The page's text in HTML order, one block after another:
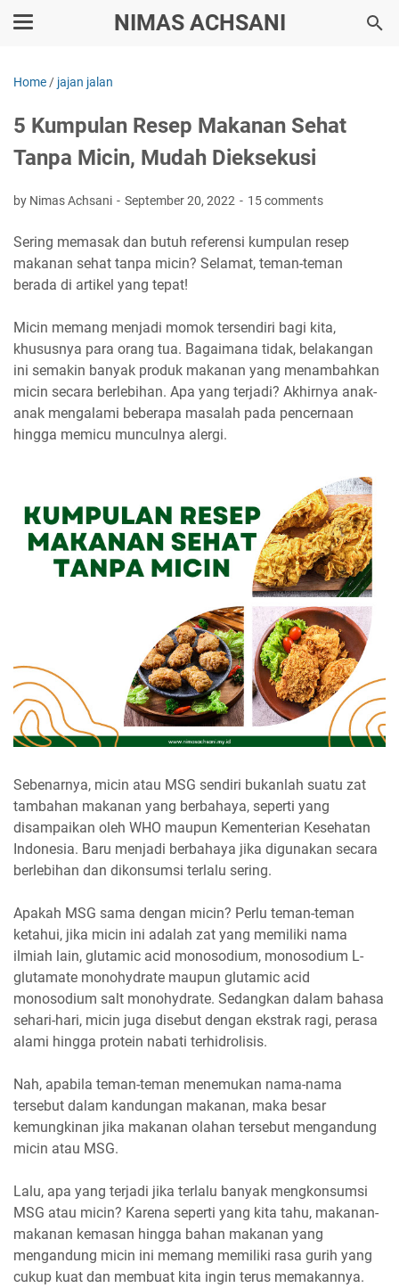
NIMAS ACHSANI
Home / jajan jalan
5 Kumpulan Resep Makanan Sehat
Tanpa Micin, Mudah Dieksekusi
by Nimas Achsani September 20, 2022 15 comments
Sering memasak dan butuh referensi kumpulan resep
makanan sehat tanpa micin? Selamat, teman-teman
berada di artikel yang tepat!
Micin memang menjadi momok tersendiri bagi kita,
khususnya para orang tua. Bagaimana tidak, belakangan
ini semakin banyak produk makanan yang menambahkan
micin secara berlebihan. Apa yang terjadi? Akhirnya anak-
anak mengalami beberapa masalah pada pencernaan
hingga memicu munculnya alergi.
Sebenarnya, micin atau MSG sendiri bukanlah suatu zat
tambahan makanan yang berbahaya, seperti yang
disampaikan oleh WHO maupun Kementerian Kesehatan
Indonesia. Baru menjadi berbahaya jika digunakan secara
berlebihan dan dikonsumsi terlalu sering.
Apakah MSG sama dengan micin? Perlu teman-teman
ketahui, jika micin ini adalah zat yang memiliki nama
ilmiah lain, glutamic acid monosodium, monosodium L-
glutamate monohydrate maupun glutamic acid
monosodium salt monohydrate. Sedangkan dalam bahasa
sehari-hari, micin juga disebut dengan ekstrak ragi, perasa
alami hingga protein nabati terhidrolisis.
Nah, apabila teman-teman menemukan nama-nama
tersebut dalam kandungan makanan, maka besar
kemungkinan jika makanan olahan tersebut mengandung
micin atau MSG.
Lalu, apa yang terjadi jika terlalu banyak mengkonsumsi
MSG atau micin? Karena seperti yang kita tahu, makanan-
makanan kemasan hingga bahan makanan yang
mengandung micin ini memang memiliki rasa gurih yang
cukup kuat dan membuat kita ingin terus memakannya.